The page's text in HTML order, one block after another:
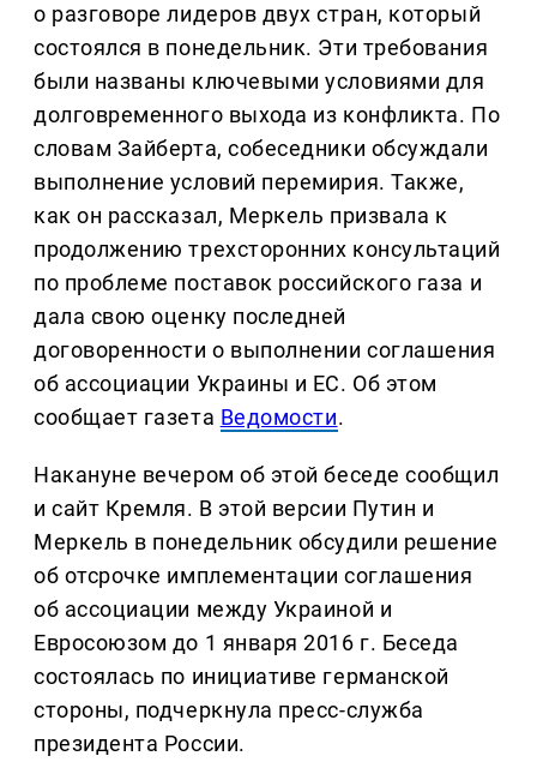
о разговоре лидеров двух стран, который
состоялся в понедельник. Эти требования
были названы ключевыми условиями для
долговременного выхода из конфликта. По
словам Зайберта, собеседники обсуждали
выполнение условий перемирия. Также,
как он рассказал, Меркель призвала к
продолжению трехсторонних консультаций
по проблеме поставок российского газа и
дала свою оценку последней
договоренности о выполнении соглашения
об ассоциации Украины и ЕС. Об этом
сообщает газета Ведомости.
Накануне вечером об этой беседе сообщил
и сайт Кремля. В этой версии Путин и
Меркель в понедельник обсудили решение
об отсрочке имплементации соглашения
об ассоциации между Украиной и
Евросоюзом до 1 января 2016 г. Беседа
состоялась по инициативе германской
стороны, подчеркнула пресс-служба
президента России.